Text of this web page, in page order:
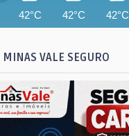
42°C 42°C 42°C
MINAS VALE SEGURO